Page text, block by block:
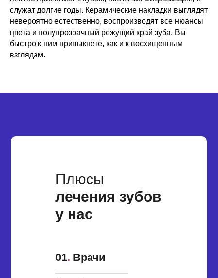
служат долгие годы. Керамические накладки выглядят
невероятно естественно, воспроизводят все нюансы
цвета и полупрозрачный режущий край зуба. Вы
быстро к ним привыкнете, как и к восхищенным
взглядам.
Плюсы
лечения зубов
у нас
01. Врачи